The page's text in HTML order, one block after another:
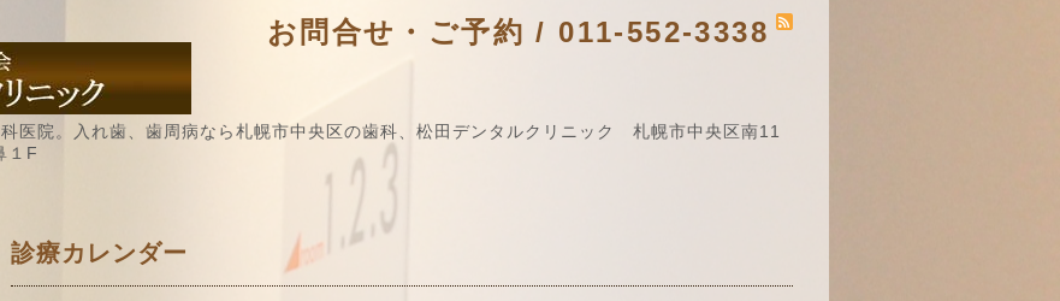
お問合せ・ご予約 / 011-552-3338
医院。入れ歯、歯周病なら札幌市中央区の歯科、松田デンタルクリニック 札幌市中央区南11
１F
診療カレンダー